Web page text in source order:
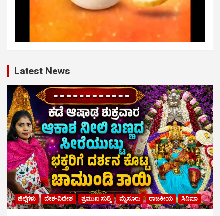
Latest News
ಜಿಲ್ಲೆಗಳು ದೇಶ-ವಿದೇಶ ಪ್ರಮುಖ ಸುದ್ದಿ ಮೈಸೂರು ರಾಜಕೀಯ ಸಿನಿಮಾ